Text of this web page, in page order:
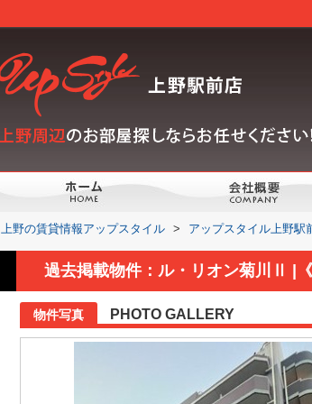
上野の賃貸情報アップスタイル > アップスタイル上野駅
過去掲載物件：ル・リオン菊川Ⅱ |《
物件写真 PHOTO GALLERY